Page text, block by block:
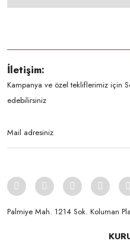
İletişim:
Kampanya ve özel tekliflerimiz için
edebilirsiniz
Palmiye Mah. 1214 Sok. Koluman Plaza 2/B Yenişehir/ MERSİN.ㅤㅤㅤㅤㅤㅤㅤㅤㅤㅤㅤㅤ